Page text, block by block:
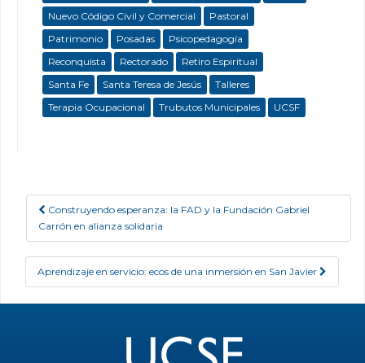
Nuevo Código Civil y Comercial
Pastoral
Patrimonio
Posadas
Psicopedagogía
Reconquista
Rectorado
Retiro Espiritual
Santa Fe
Santa Teresa de Jesús
Talleres
Terapia Ocupacional
Trubutos Municipales UCSF
Post navigation
Construyendo esperanza: la FAD y la Fundación Gabriel
Carrón en alianza solidaria
Aprendizaje en servicio: ecos de una inmersión en San Javier